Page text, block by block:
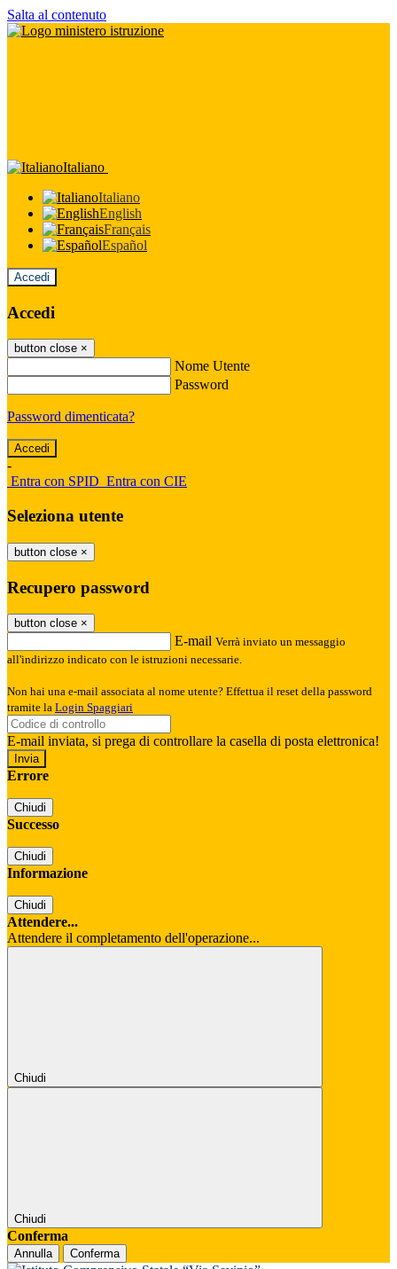
Salta al contenuto
Italiano
Italiano
English
Français
Español
Accedi
Accedi
button close ×
Nome Utente
Password
Password dimenticata?
-
Entra con SPID Entra con CIE
Seleziona utente
button close ×
Recupero password
button close ×
E-mail Verrà inviato un messaggio
all'indirizzo indicato con le istruzioni necessarie.
Non hai una e-mail associata al nome utente? Effettua il reset della password
tramite la Login Spaggiari
E-mail inviata, si prega di controllare la casella di posta elettronica!
Errore
Chiudi
Successo
Chiudi
Informazione
Chiudi
Attendere...
Attendere il completamento dell'operazione...
Chiudi
Chiudi
Conferma
Annulla Conferma